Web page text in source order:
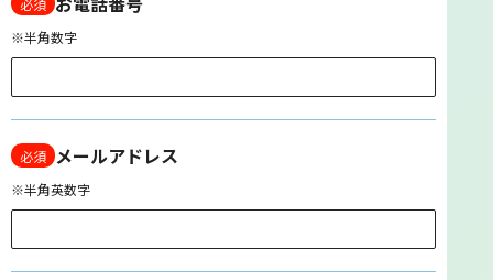
※半角数字
必須 メールアドレス
※半角英数字